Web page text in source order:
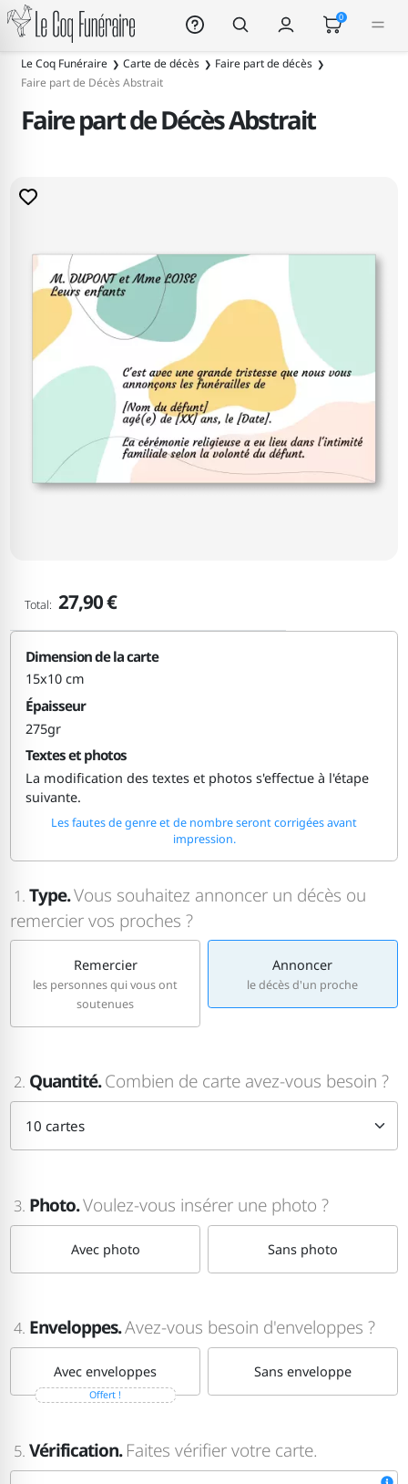
Le Coq Funéraire 0
Le Coq Funéraire Carte de décès
Faire part de décès
Faire part de Décès Abstrait
Faire part de Décès Abstrait
Total: 27,90 €
Dimension de la carte
15x10 cm
Épaisseur
275gr
Textes et photos
La modification des textes et photos s'effectue à l'étape
suivante.
Les fautes de genre et de nombre seront corrigées avant
impression.
1. Type.Vous souhaitez annoncer un décès ou
remercier vos proches ?
Remercier
les personnes qui vous ont
soutenues
Annoncer
le décès d'un proche
2. Quantité.Combien de carte avez-vous besoin ?
3. Photo.Voulez-vous insérer une photo ?
Avec photo Sans photo
4. Enveloppes.Avez-vous besoin d'enveloppes ?
Avec enveloppes
Offert !
Sans enveloppe
5. Vérification. Faites vérifier votre carte.